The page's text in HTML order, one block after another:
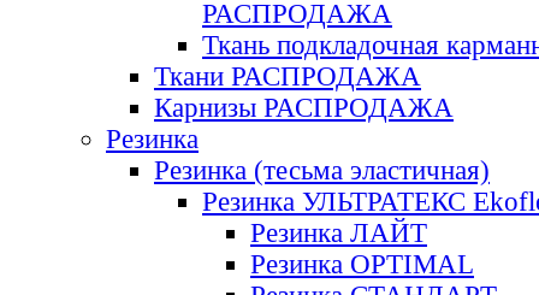
РАСПРОДАЖА
Ткань подкладочная
Ткани РАСПРОДАЖА
Карнизы РАСПРОДАЖА
Резинка
Резинка (тесьма эластичная)
Резинка УЛЬТРАТЕКС
Резинка ЛАЙТ
Резинка OPTIMAL